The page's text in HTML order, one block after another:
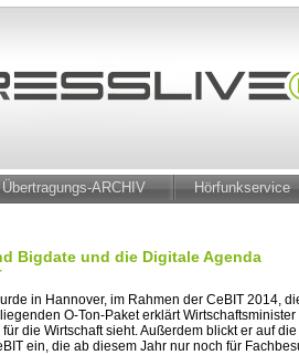
Übertragungs-ARCHIV Hörfunkservice
Bigdate und die Digitale Agenda
in Hannover, im Rahmen der CeBIT 2014,
O-Ton-Paket erklärt
die Wirtschaft sieht. Außerdem blickt er auf
ein, die ab diesem Jahr nur noch für